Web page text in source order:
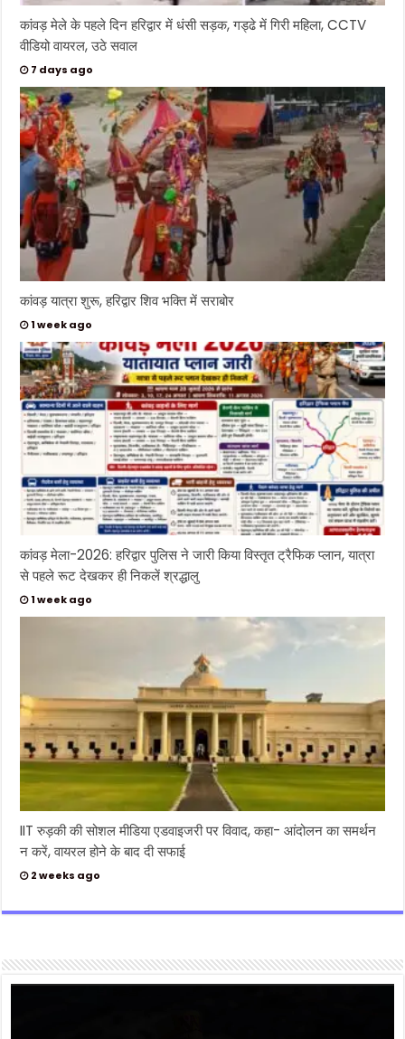
कांवड़ मेले के पहले दिन हरिद्वार में धंसी सड़क, गड्ढे में गिरी महिला, CCTV
वीडियो वायरल, उठे सवाल
7 days ago
कांवड़ यात्रा शुरू, हरिद्वार शिव भक्ति में सराबोर
1 week ago
कांवड़ मेला-2026: हरिद्वार पुलिस ने जारी किया विस्तृत ट्रैफिक प्लान, यात्रा
से पहले रूट देखकर ही निकलें श्रद्धालु
1 week ago
IIT रुड़की की सोशल मीडिया एडवाइजरी पर विवाद, कहा- आंदोलन का समर्थन
न करें, वायरल होने के बाद दी सफाई
2 weeks ago
Video